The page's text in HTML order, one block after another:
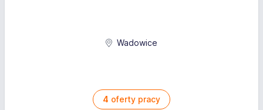
Wadowice
4 oferty pracy